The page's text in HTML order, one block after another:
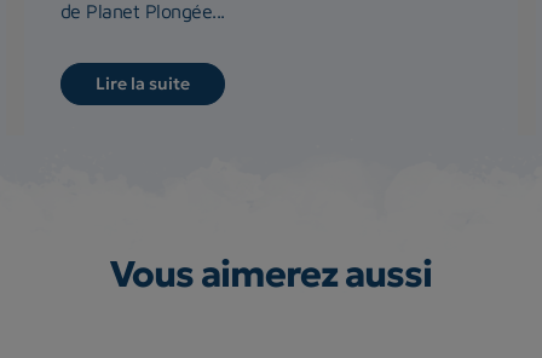
de Planet Plongée...
Lire la suite
Vous aimerez aussi